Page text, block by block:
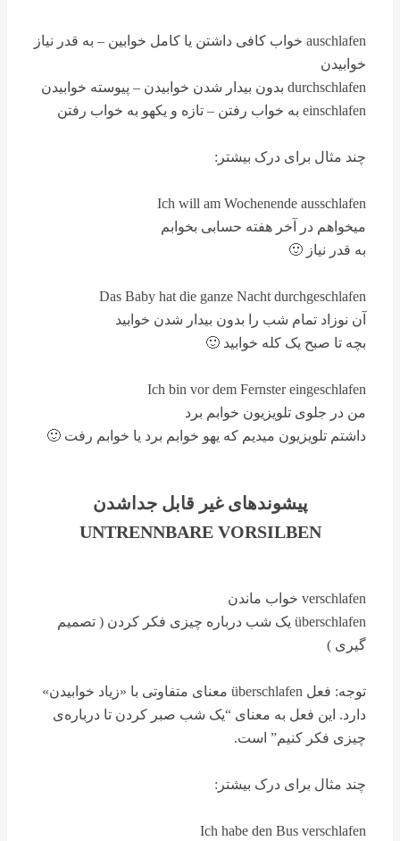
auschlafen خواب کافی داشتن یا کامل خوابین – به قدر نیاز
خوابیدن
durchschlafen بدون بیدار شدن خوابیدن – پیوسته خوابیدن
einschlafen به خواب رفتن – تازه و یکهو به خواب رفتن
چند مثال برای درک بیشتر:
Ich will am Wochenende ausschlafen
میخواهم در آخر هفته حسابی بخوابم
به قدر نیاز 🙂
Das Baby hat die ganze Nacht durchgeschlafen
آن نوزاد تمام شب را بدون بیدار شدن خوابید
بچه تا صبح یک کله خوابید 🙂
Ich bin vor dem Fernster eingeschlafen
من در جلوی تلویزیون خوابم برد
داشتم تلویزیون میدیم که یهو خوابم برد یا خوابم رفت 🙂
پیشوندهای غیر قابل جداشدن
UNTRENNBARE VORSILBEN
verschlafen خواب ماندن
überschlafen یک شب درباره چیزی فکر کردن ( تصمیم
گیری )
توجه: فعل überschlafen معنای متفاوتی با «زیاد خوابیدن»
دارد. این فعل به معنای “یک شب صبر کردن تا درباره‌ی
چیزی فکر کنیم” است.
چند مثال برای درک بیشتر:
Ich habe den Bus verschlafen